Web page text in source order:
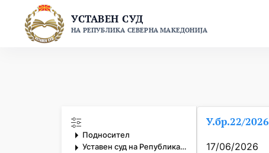
content
УСТАВЕН СУД
НА РЕПУБЛИКА СЕВЕРНА МАКЕДОНИЈА
Подносител
Уставен суд на Република Северна Македонија
У.бр.22/2026
17/06/2026